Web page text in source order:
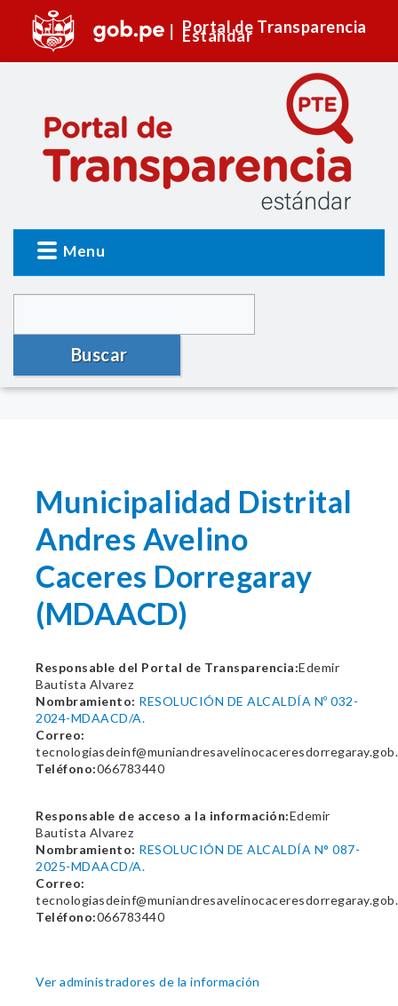
Portal de Transparencia
Estándar
Menu
Buscar
Municipalidad Distrital
Andres Avelino
Caceres Dorregaray
(MDAACD)
Responsable del Portal de Transparencia:Edemir
Bautista Alvarez
Nombramiento: RESOLUCIÓN DE ALCALDÍA Nº 032-
2024-MDAACD/A.
Correo:
Teléfono:066783440
Responsable de acceso a la información:Edemir
Bautista Alvarez
Nombramiento: RESOLUCIÓN DE ALCALDÍA N° 087-
2025-MDAACD/A.
Correo:
Teléfono:066783440
Ver administradores de la información